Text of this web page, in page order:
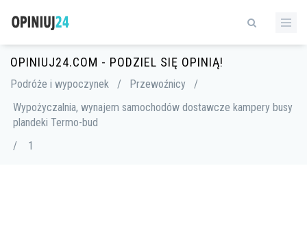
OPINIUJ24.COM - PODZIEL SIĘ OPINIĄ!
Podróże i wypoczynek / Przewoźnicy
/
Wypożyczalnia, wynajem samochodów dostawcze kampery busy
plandeki Termo-bud
/
1